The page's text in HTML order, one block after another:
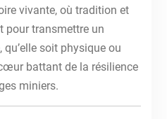
vivante, où tradition et
pour transmettre un
soit physique ou
battant de la résilience
miniers.